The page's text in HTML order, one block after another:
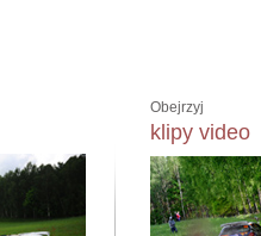
Obejrzyj
klipy video